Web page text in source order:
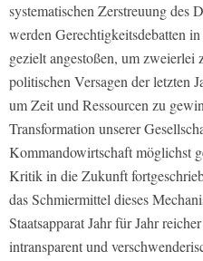
systematischen Zerstreuung des
werden Gerechtigkeitsdebatten
gezielt angestoßen, um zweierlei
politischen Versagen der letzten
um Zeit und Ressourcen zu
Transformation unserer
Kommandowirtschaft möglichst
Kritik in die Zukunft
das Schmiermittel dieses
Staatsapparat Jahr für Jahr
intransparent und